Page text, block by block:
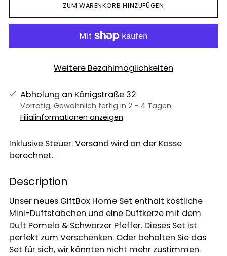
ZUM WARENKORB HINZUFÜGEN
Weitere Bezahlmöglichkeiten
Abholung an Königstraße 32
Vorrätig, Gewöhnlich fertig in 2 - 4 Tagen
Filialinformationen anzeigen
Inklusive Steuer.Versand wird an der Kasse
berechnet.
Description
Unser neues GiftBox Home Set enthält köstliche
Mini-Duftstäbchen und eine Duftkerze mit dem
Duft Pomelo & Schwarzer Pfeffer. Dieses Set ist
perfekt zum Verschenken. Oder behalten Sie das
Set für sich, wir könnten nicht mehr zustimmen.